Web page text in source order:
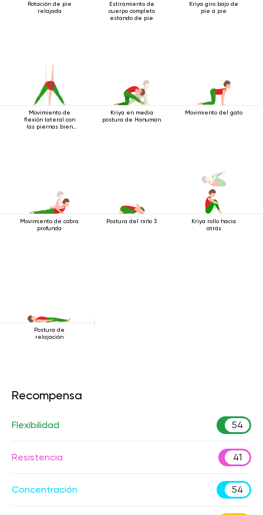
Rotación de pie
relajada
Estiramiento de
cuerpo completo
estando de pie
Kriya giro bajo de
pie a pie
Movimiento de
flexión lateral con
las piernas bien
Kriya en media
postura de Hanuman
Movimiento del gato
Movimiento de cobra
profunda
Postura del niño 3
Kriya rollo hacia
atrás
Postura de
relajación
Recompensa
Flexibilidad 54
Resistencia 41
Concentración 54